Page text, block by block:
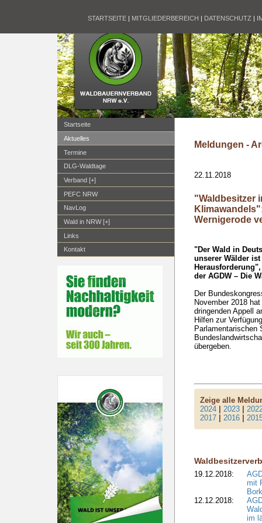
STARTSEITE | MITGLIEDERBEREICH | DATENSCHUTZ |
Startseite
Aktuelles
Termine
DLG-Waldtage
Verband [+]
PEFC NRW
NavLog
Wald in NRW [+]
Links
Kontakt
Meldungen -
22.11.2018
"Waldbesitzer
Wernigerode
"Der Wald in
unserer Wälder
der AGDW – Die
Der
November 2018
dringenden Appell
Hilfen zur
Parlamentarischen
übergeben.
Zeige alle
2024 |2023 |
2017 |2016 |
19.12.2018:
mit
12.12.2018:
im